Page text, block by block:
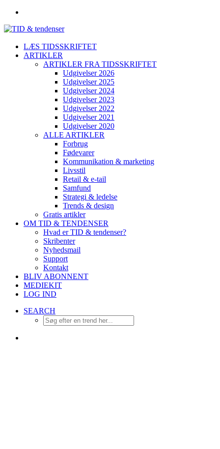
LÆS TIDSSKRIFTET
ARTIKLER
ARTIKLER FRA TIDSSKRIFTET
Udgivelser 2026
Udgivelser 2025
Udgivelser 2024
Udgivelser 2023
Udgivelser 2022
Udgivelser 2021
Udgivelser 2020
ALLE ARTIKLER
Forbrug
Fødevarer
Kommunikation & marketing
Livsstil
Retail & e-tail
Samfund
Strategi & ledelse
Trends & design
Gratis artikler
OM TID & TENDENSER
Hvad er TID & tendenser?
Skribenter
Nyhedsmail
Support
Kontakt
BLIV ABONNENT
MEDIEKIT
LOG IND
SEARCH